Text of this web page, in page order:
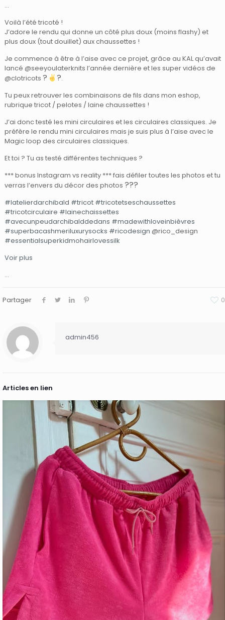
…
Voilà l’été tricoté !
J’adore le rendu qui donne un côté plus doux (moins flashy) et
plus doux (tout douillet) aux chaussettes !
Je commence à être à l’aise avec ce projet, grâce au KAL qu’avait
lancé @seeyoulaterknits l’année dernière et les super vidéos de
@clotricots? ?.
Tu peux retrouver les combinaisons de fils dans mon eshop,
rubrique tricot / pelotes / laine chaussettes !
J’ai donc testé les mini circulaires et les circulaires classiques. Je
préfère le rendu mini circulaires mais je suis plus à l’aise avec le
Magic loop des circulaires classiques.
Et toi ? Tu as testé différentes techniques ?
*** bonus Instagram vs reality *** fais défiler toutes les photos et tu
verras l’envers du décor des photos???
#latelierdarchibald #tricot #tricotetseschaussettes
#tricotcirculaire #lainechaissettes
#avecunpeudarchibalddedans #madewithloveinbièvres
#superbacashmeriluxurysocks #ricodesign @rico_design
#essentialsuperkidmohairlovessilk
Voir plus
…
Partager 0
admin456
Articles en lien